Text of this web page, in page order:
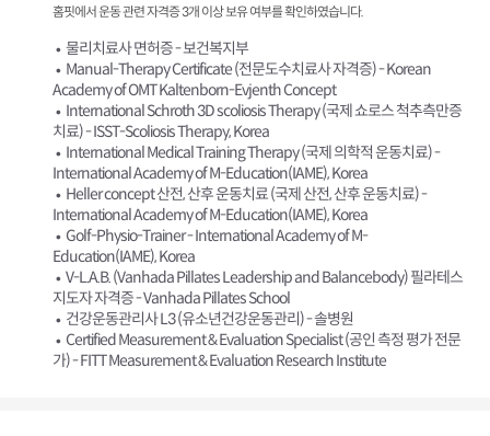
홈핏에서 운동 관련 자격증 3개 이상 보유 여부를 확인하였습니다.
물리치료사 면허증 - 보건복지부
Manual-Therapy Certificate (전문도수치료사 자격증) - Korean
Academy of OMT Kaltenborn-Evjenth Concept
International Schroth 3D scoliosis Therapy (국제 쇼로스 척추측만증
치료) - ISST-Scoliosis Therapy, Korea
International Medical Training Therapy (국제 의학적 운동치료) -
International Academy of M-Education(IAME), Korea
Heller concept 산전, 산후 운동치료 (국제 산전, 산후 운동치료) -
International Academy of M-Education(IAME), Korea
Golf-Physio-Trainer - International Academy of M-
Education(IAME), Korea
V-L.A.B. (Vanhada Pillates Leadership and Balancebody) 필라테스
지도자 자격증 - Vanhada Pillates School
건강운동관리사 L3 (유소년건강운동관리) - 솔병원
Certified Measurement & Evaluation Specialist (공인 측정 평가 전문
가) - FITT Measurement & Evaluation Research Institute